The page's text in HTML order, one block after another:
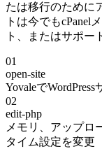
たは移行のために
トは今でもcPanel
ト、またはサポー
01
open-site
Yovaleで
02
edit-php
メモリ、アップロ
タイム設定を変更